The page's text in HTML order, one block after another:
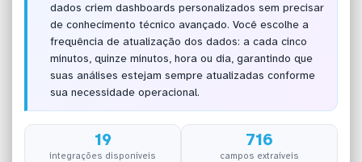
dados criem dashboards personalizados sem precisar
de conhecimento técnico avançado. Você escolhe a
frequência de atualização dos dados: a cada cinco
minutos, quinze minutos, hora ou dia, garantindo que
suas análises estejam sempre atualizadas conforme
sua necessidade operacional.
19
integrações disponíveis
716
campos extraíveis